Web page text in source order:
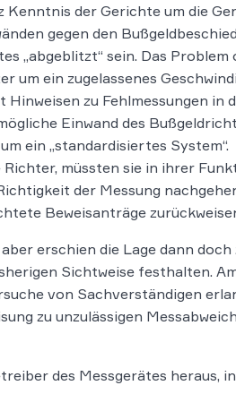
Kenntnis der Gerichte um die
gegen den
„abgeblitzt“ sein. Das
um ein zugelassenes
Hinweisen zu Fehlmessungen in
Einwand des
ein „standardisiertes
Richter, müssten sie in ihrer
der Messung
Beweisanträge
erschien die Lage dann
Sichtweise festhalten.
von Sachverständigen
zu unzulässigen
des Messgerätes heraus,